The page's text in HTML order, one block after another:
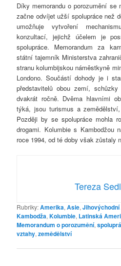
Díky memorandu o porozumění se
začne odvíjet užší spolupráce než
umožňuje vytvoření
konzultací, jejichž účelem je
spolupráce. Memorandum za
státní tajemník Ministerstva
stranu kolumbijskou náměstkyně
Londono. Součástí dohody je i
představitelů obou zemí,
dvakrát ročně. Dvěma hlavními
týká, jsou turismus a
Později by se spolupráce mohla
drogami. Kolumbie s Kambodžou
roce 1994, od té doby však zůstaly
Tereza
Rubriky:Amerika,Asie,
Kambodža,Kolumbie, Latinská
Memorandum o porozumění,
vztahy,zemědělství